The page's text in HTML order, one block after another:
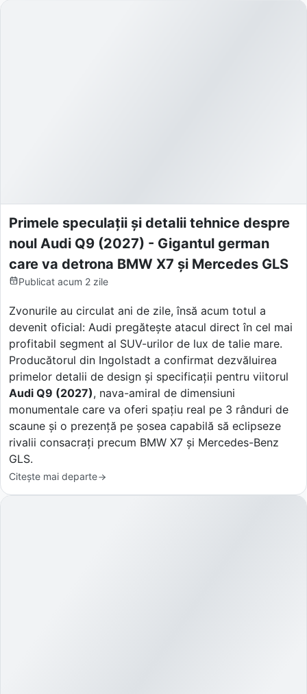
Primele speculații și detalii tehnice despre
noul Audi Q9 (2027) - Gigantul german
care va detrona BMW X7 și Mercedes GLS
Publicat acum 2 zile
Zvonurile au circulat ani de zile, însă acum totul a
devenit oficial: Audi pregătește atacul direct în cel mai
profitabil segment al SUV-urilor de lux de talie mare.
Producătorul din Ingolstadt a confirmat dezvăluirea
primelor detalii de design și specificații pentru viitorul
Audi Q9 (2027), nava-amiral de dimensiuni
monumentale care va oferi spațiu real pe 3 rânduri de
scaune și o prezență pe șosea capabilă să eclipseze
rivalii consacrați precum BMW X7 și Mercedes-Benz
GLS.
Citește mai departe